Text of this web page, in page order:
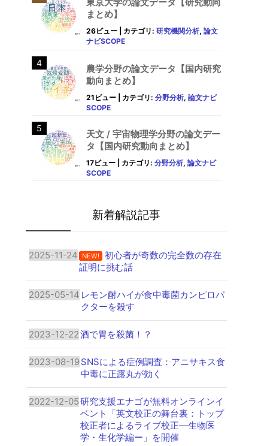
まとめ】
26ビュー カテゴリ: 研究機関分析, 論文
ナビSCOPE
農学分野の論文データ【国内研究
動向まとめ】
21ビュー カテゴリ: 分野分析, 論文ナビ
SCOPE
天文 / 宇宙物理学分野の論文デー
タ【国内研究動向まとめ】
17ビュー カテゴリ: 分野分析, 論文ナビ
SCOPE
新着解説記事
2025-11-24 NEW! 初心者が奇数の完全数の存在
証明に挑む話
2025-05-14 レモン酎ハイが食中毒菌カンピロバ
クターを殺す
2023-12-22酒で胃を殺菌！？
2023-08-19SNSによる症例調査：アニサキス食
中毒に正露丸が効く
2022-12-05研究支援エナゴが無料オンラインイ
ベント「英文校正の舞台裏：トップ
校正者によるライブ校正―生物医
学・生化学編ー」を開催